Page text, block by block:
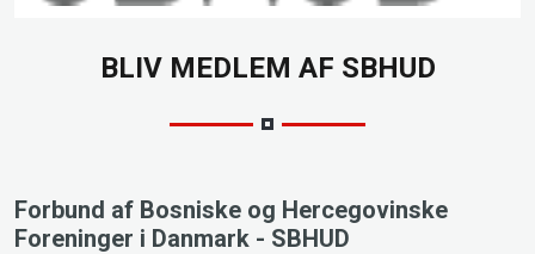
BLIV MEDLEM AF SBHUD
Forbund af Bosniske og Hercegovinske
Foreninger i Danmark - SBHUD